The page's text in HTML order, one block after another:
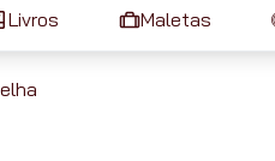
Livros Maletas